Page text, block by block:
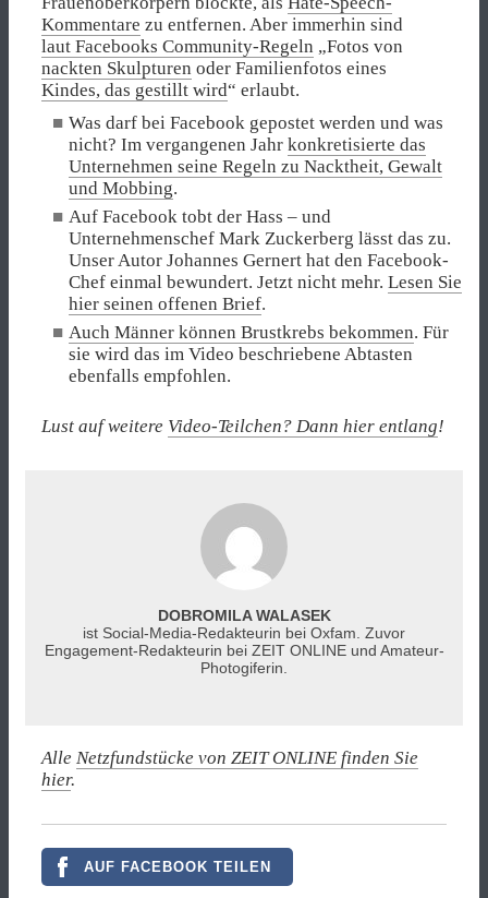
Kommentare zu entfernen. Aber immerhin sind
laut Facebooks Community-Regeln „Fotos von
nackten Skulpturen oder Familienfotos eines
Kindes, das gestillt wird“ erlaubt.
Was darf bei Facebook gepostet werden und was
nicht? Im vergangenen Jahr konkretisierte das
Unternehmen seine Regeln zu Nacktheit, Gewalt
und Mobbing.
Auf Facebook tobt der Hass – und
Unternehmenschef Mark Zuckerberg lässt das zu.
Unser Autor Johannes Gernert hat den Facebook-
Chef einmal bewundert. Jetzt nicht mehr. Lesen Sie
hier seinen offenen Brief.
Auch Männer können Brustkrebs bekommen. Für
sie wird das im Video beschriebene Abtasten
ebenfalls empfohlen.
Lust auf weitere Video-Teilchen? Dann hier entlang!
DOBROMILA WALASEK
ist Social-Media-Redakteurin bei Oxfam. Zuvor
Engagement-Redakteurin bei ZEIT ONLINE und Amateur-
Photogiferin.
Alle Netzfundstücke von ZEIT ONLINE finden Sie
hier.
AUF FACEBOOK TEILEN